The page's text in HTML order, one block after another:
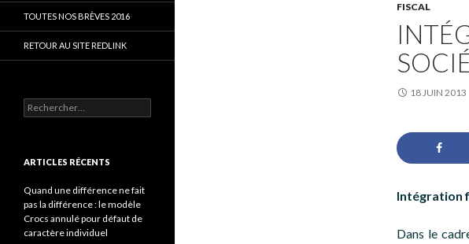
FISCAL
18 JUIN 2013
Intégration
Dans le
TOUTES NOS BRÈVES 2016
RETOUR AU SITE REDLINK
Rechercher :
ARTICLES RÉCENTS
Quand une différence ne fait
pas la différence : le modèle
Crocs annulé pour défaut de
caractère individuel